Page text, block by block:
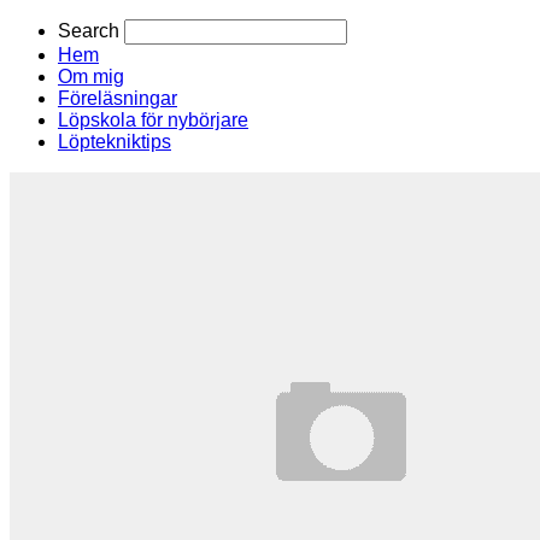
Search
Hem
Om mig
Föreläsningar
Löpskola för nybörjare
Löptekniktips